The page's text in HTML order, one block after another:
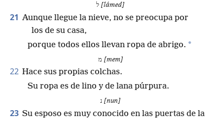
[lámed]
21 Aunque llegue la nieve, no se preocupa por
los de su casa,
porque todos ellos llevan ropa de abrigo. *
[mem]
22 Hace sus propias colchas.
Su ropa es de lino y de lana púrpura.
[nun]
23 Su esposo es muy conocido en las puertas de la